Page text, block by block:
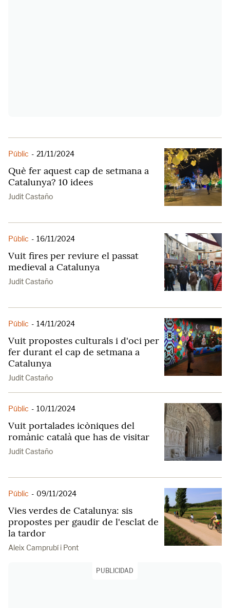
Públic - 21/11/2024
Què fer aquest cap de setmana a
Catalunya? 10 idees
Judit Castaño
Públic - 16/11/2024
Vuit fires per reviure el passat
medieval a Catalunya
Judit Castaño
Públic - 14/11/2024
Vuit propostes culturals i d'oci per
fer durant el cap de setmana a
Catalunya
Judit Castaño
Públic - 10/11/2024
Vuit portalades icòniques del
romànic català que has de visitar
Judit Castaño
Públic - 09/11/2024
Vies verdes de Catalunya: sis
propostes per gaudir de l'esclat de
la tardor
Aleix Camprubí i Pont
PUBLICIDAD